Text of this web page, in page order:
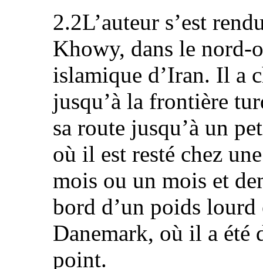
2.2L’auteur s’est
Khowy, dans le nord-
islamique d’Iran. Il a
jusqu’à la frontière
sa route jusqu’à un
où il est resté chez
mois ou un mois et
bord d’un poids lourd
Danemark, où il a été
point.